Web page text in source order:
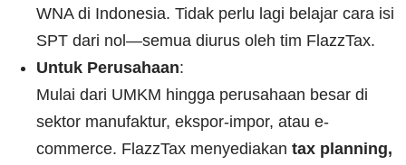
WNA di Indonesia. Tidak perlu lagi belajar cara isi
SPT dari nol—semua diurus oleh tim FlazzTax.
Untuk Perusahaan:
Mulai dari UMKM hingga perusahaan besar di
sektor manufaktur, ekspor-impor, atau e-
commerce. FlazzTax menyediakan tax planning,